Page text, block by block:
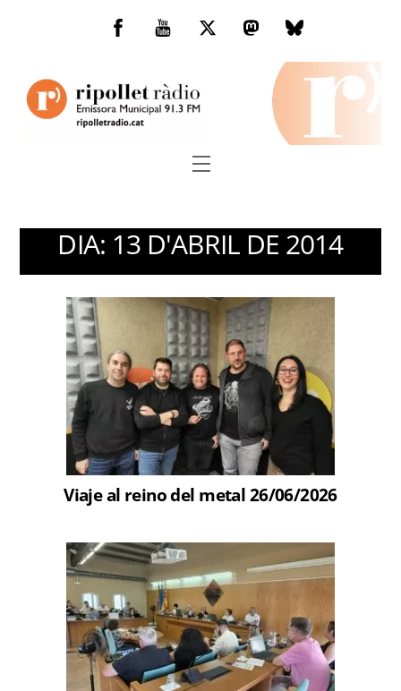
Facebook
You
TwitterMastodonBluesky
Menu
DIA: 13 D'ABRIL DE 2014
Viaje al reino del metal 26/06/2026